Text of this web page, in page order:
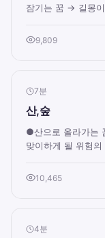
잠기는 꿈 → 길몽
9,809
7분
산,숲
●산으로 올라가는
맞이하게 될 위험
10,465
4분